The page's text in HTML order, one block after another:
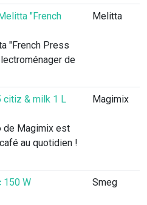
"French
"French Press
de
Melitta
citiz & milk 1 L
de Magimix est
au quotidien !
Magimix
150 W
Smeg